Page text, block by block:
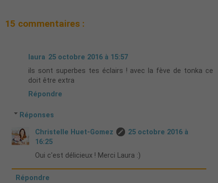
15 commentaires :
laura 25 octobre 2016 à 15:57
ils sont superbes tes éclairs ! avec la fève de tonka ce
doit être extra
Répondre
Réponses
Christelle Huet-Gomez
25 octobre 2016 à
16:25
Oui c'est délicieux ! Merci Laura :)
Répondre